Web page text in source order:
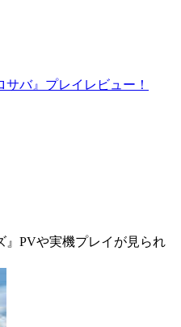
バ』プレイレビュー！
』PVや実機プレイが見られ